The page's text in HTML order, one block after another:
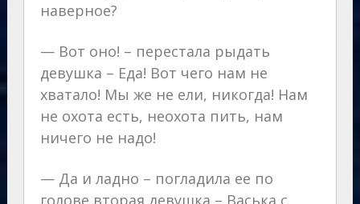
наверное?
— Вот оно! – перестала рыдать
девушка – Еда! Вот чего нам не
хватало! Мы же не ели, никогда! Нам
не охота есть, неохота пить, нам
ничего не надо!
— Да и ладно – погладила ее по
голове вторая девушка – Васька с